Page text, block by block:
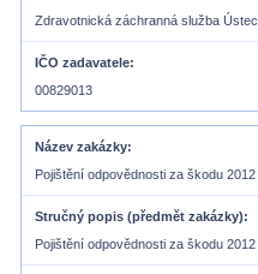
Zdravotnická záchranná služba
IČO zadavatele
00829013
Název zakázky
Pojištění odpovědnosti za škodu 2012
Stručný popis (předmět zakázky)
Pojištění odpovědnosti za škodu 2012